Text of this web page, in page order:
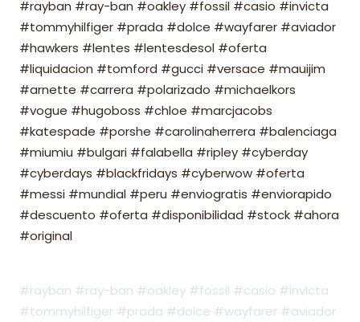
#rayban #ray-ban #oakley #fossil #casio #invicta
#tommyhilfiger #prada #dolce #wayfarer #aviador
#hawkers #lentes #lentesdesol #oferta
#liquidacion #tomford #gucci #versace #mauijim
#arnette #carrera #polarizado #michaelkors
#vogue #hugoboss #chloe #marcjacobs
#katespade #porshe #carolinaherrera #balenciaga
#miumiu #bulgari #falabella #ripley #cyberday
#cyberdays #blackfridays #cyberwow #oferta
#messi #mundial #peru #enviogratis #enviorapido
#descuento #oferta #disponibilidad #stock #ahora
#original
#rayban #ray-ban #oakley #fossil #casio #invicta
#tommyhilfiger #prada #dolce #wayfarer #aviador